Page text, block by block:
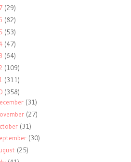
(29)
(82)
(53)
(47)
(64)
(109)
(311)
(358)
(31)
(27)
(31)
(30)
(25)